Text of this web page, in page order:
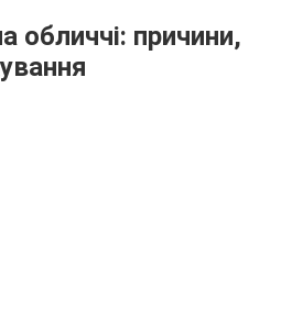
обличчі: причини,